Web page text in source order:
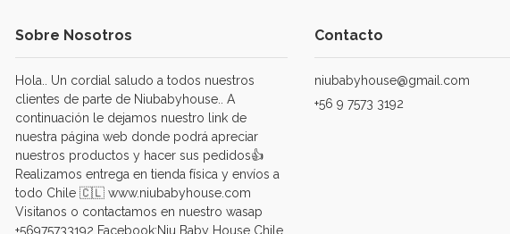
Sobre Nosotros
Hola.. Un cordial saludo a todos nuestros
clientes de parte de Niubabyhouse.. A
continuación le dejamos nuestro link de
nuestra página web donde podrá apreciar
nuestros productos y hacer sus pedidos👍
Realizamos entrega en tienda física y envíos a
todo Chile 🇨🇱 www.niubabyhouse.com
Visitanos o contactamos en nuestro wasap
+56975733192 Facebook:Niu Baby House Chile
Contacto
niubabyhouse@gmail.com
+56 9 7573 3192